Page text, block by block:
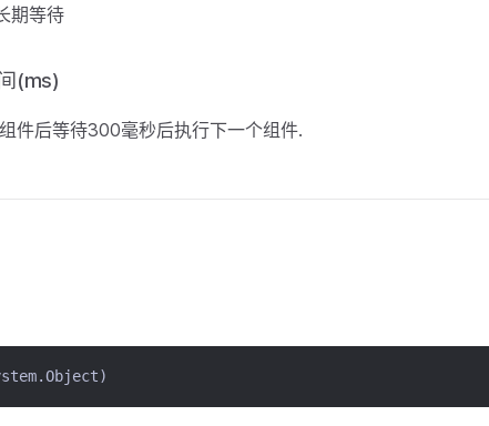
期等待
(ms)
件后等待300毫秒后执行下一个组件.